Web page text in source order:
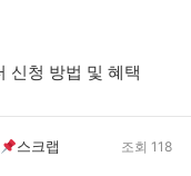
신청 방법 및 혜택
입주권 부여 신청
스크랩 조회 118